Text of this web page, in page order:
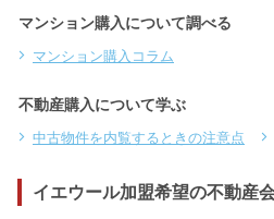
マンション購入について調べる
マンション購入コラム
不動産購入について学ぶ
中古物件を内覧するときの注意点
イエウール加盟希望の不動産